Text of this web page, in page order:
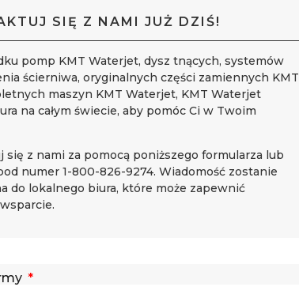
SIĘ Z NAMI JUŻ DZIŚ!
pomp KMT Waterjet, dysz tnących, systemów
ścierniwa, oryginalnych części zamiennych KMT
maszyn KMT Waterjet, KMT Waterjet
na całym świecie, aby pomóc Ci w Twoim
się z nami za pomocą poniższego formularza lub
numer 1-800-826-9274. Wiadomość zostanie
do lokalnego biura, które może zapewnić